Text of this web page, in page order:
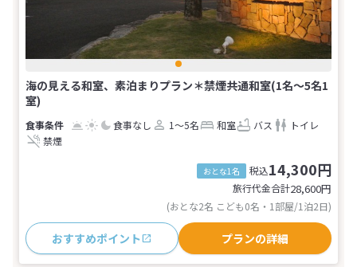
海の見える和室、素泊まりプラン＊禁煙共通和室(1名～5名1
室)
食事なし 1～5名 和室 バス
トイレ
禁煙
おとな1名 税込14,300円
旅行代金合計28,600円
(おとな2名 こども0名・1部屋/1泊2日)
おすすめポイント プランの詳細